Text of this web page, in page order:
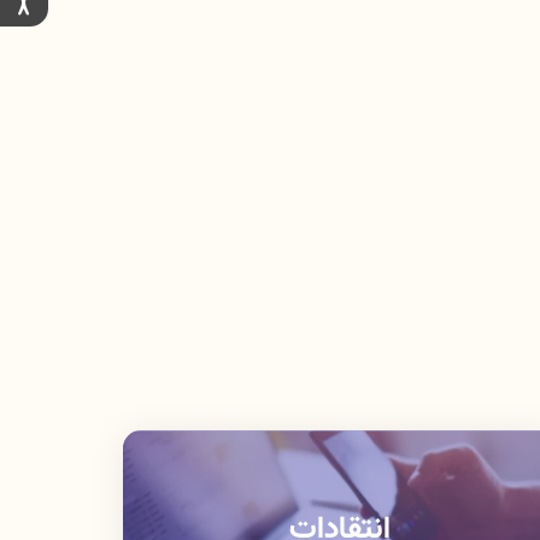
انتقادات